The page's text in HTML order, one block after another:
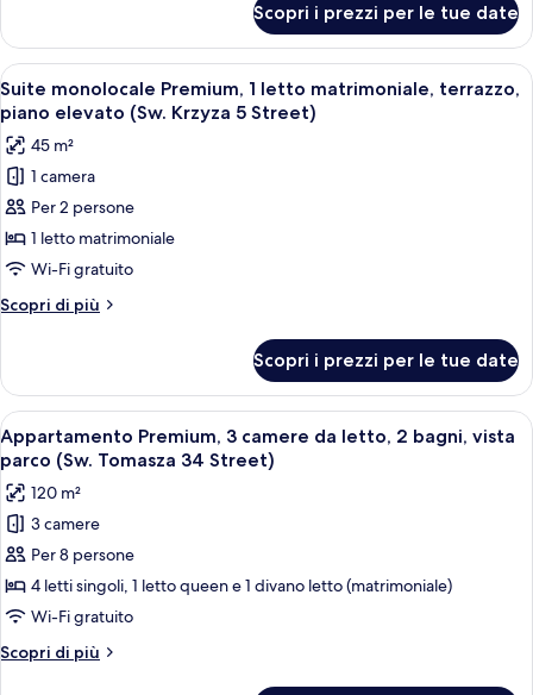
città
(Sw.
Tomasza
22
Street)
Tradizionale,
camera
da
letto,
cucina,
vista
città
(Sw.
Tomasza
Street)
Scopri i prezzi per le tue date
Apri
tutte
le
foto
per
Suite
monolocale
Premium,
1
letto
terrazzo,
piano
elevato
(Sw.
Krzyza
5
Street)
Un soggiorno spazioso con divano,
37
Suite monolocale Premium, 1 letto matrimoniale, terrazzo,
piano elevato (Sw. Krzyza 5 Street)
45 m²
1 camera
Per 2 persone
1 letto matrimoniale
Wi-Fi gratuito
Scopri di più
Altri
monolocale
Premium,
1
letto
matrimoniale,
terrazzo,
piano
elevato
(Sw.
Krzyza
Street)
Scopri i prezzi per le tue date
Apri
tutte
le
foto
per
Appartamento
Premium,
3
camere
da
Un soggiorno moderno con un
29
Appartamento Premium, 3 camere da letto, 2 bagni, vista
parco (Sw. Tomasza 34 Street)
120 m²
3 camere
Per 8 persone
4 letti singoli, 1 letto queen e 1 divano letto (matrimoniale)
Wi-Fi gratuito
Scopri di più
Altri